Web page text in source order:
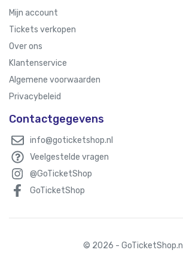
Mijn account
Tickets verkopen
Over ons
Klantenservice
Algemene voorwaarden
Privacybeleid
Contactgegevens
info@goticketshop.nl
Veelgestelde vragen
@GoTicketShop
GoTicketShop
© 2026 - GoTicketShop.nl